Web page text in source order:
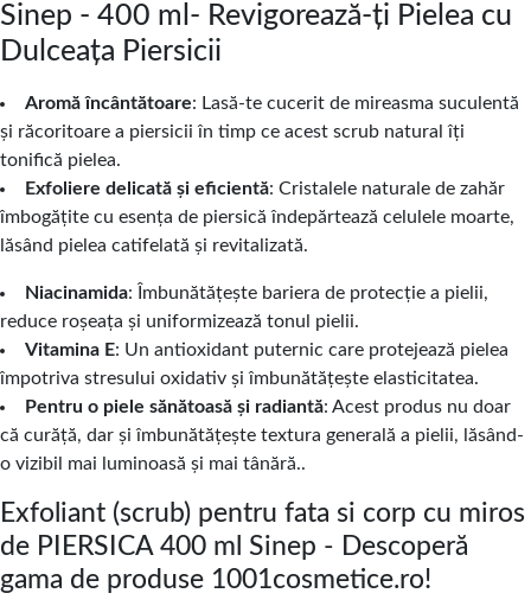
Sinep - 400 ml- Revigorează-ți Pielea cu
Dulceața Piersicii
Aromă încântătoare: Lasă-te cucerit de mireasma suculentă
și răcoritoare a piersicii în timp ce acest scrub natural îți
tonifică pielea.
Exfoliere delicată și eficientă: Cristalele naturale de zahăr
îmbogățite cu esența de piersică îndepărtează celulele moarte,
lăsând pielea catifelată și revitalizată.
Niacinamida: Îmbunătățește bariera de protecție a pielii,
reduce roșeața și uniformizează tonul pielii.
Vitamina E: Un antioxidant puternic care protejează pielea
împotriva stresului oxidativ și îmbunătățește elasticitatea.
Pentru o piele sănătoasă și radiantă: Acest produs nu doar
că curăță, dar și îmbunătățește textura generală a pielii, lăsând-
o vizibil mai luminoasă și mai tânără..
Exfoliant (scrub) pentru fata si corp cu miros
de PIERSICA 400 ml Sinep - Descoperă
gama de produse 1001cosmetice.ro!